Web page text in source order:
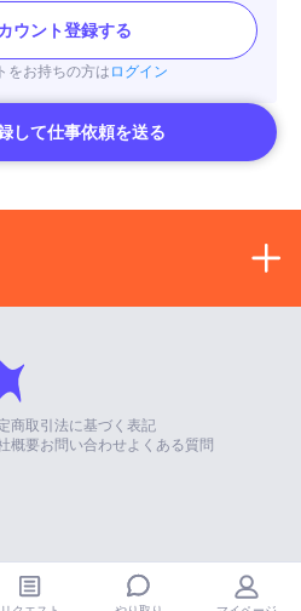
ウント登録する
をお持ちの方は ログイン
して仕事依頼を送る
商取引法に基づく表記
概要お問い合わせ よくある質問